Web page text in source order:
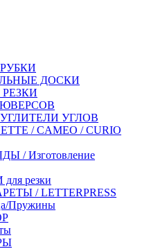
ДОСКИ
УГЛОВ
/ CAMEO / CURIO
/ Изготовление
резки
/ LETTERPRESS
Пружины